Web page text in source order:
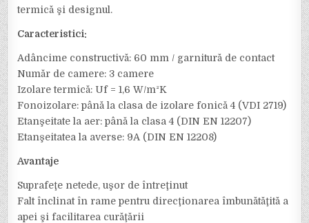
termică şi designul.
Caracteristici:
Adâncime constructivă: 60 mm / garnitură de contact
Număr de camere: 3 camere
Izolare termică: Uf = 1,6 W/m²K
Fonoizolare: până la clasa de izolare fonică 4 (VDI 2719)
Etanşeitate la aer: până la clasa 4 (DIN EN 12207)
Etanşeitatea la averse: 9A (DIN EN 12208)
Avantaje
Suprafeţe netede, uşor de întreţinut
Falt înclinat în rame pentru direcţionarea îmbunătăţită a
apei şi facilitarea curăţării